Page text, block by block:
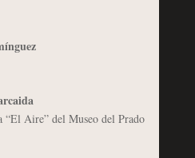
“El Aire” del Museo del Prado